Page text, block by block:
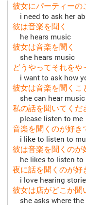
彼女にパーティーの
i need to ask her
彼は音楽を聞く
he hears music
彼女は音楽を聞く
she hears music
どうやってそれをや
i want to ask how
彼女は音楽を聞くこ
she can hear music
私の話を聞いてくだ
please listen to me
音楽を聞くのが好き
i like to listen to
彼は音楽を聞くのが
he likes to listen to
夜に話を聞くのが好
i love hearing
彼女は店がどこか聞
she asks where